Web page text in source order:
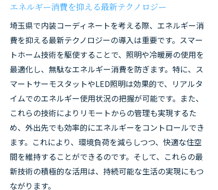
エネルギー消費を抑える最新テクノロジー
埼玉県で内装コーディネートを考える際、エネルギー消
費を抑える最新テクノロジーの導入は重要です。スマー
トホーム技術を駆使することで、照明や冷暖房の使用を
最適化し、無駄なエネルギー消費を防ぎます。特に、ス
マートサーモスタットやLED照明は効果的で、リアルタ
イムでのエネルギー使用状況の把握が可能です。また、
これらの技術によりリモートからの管理も実現するた
め、外出先でも効率的にエネルギーをコントロールでき
ます。これにより、環境負荷を減らしつつ、快適な住空
間を維持することができるのです。そして、これらの最
新技術の積極的な活用は、持続可能な生活の実現にもつ
ながります。